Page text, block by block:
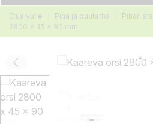
Etusivulle Piha ja puutarha Pihan
2800 x 45 x 90 mm